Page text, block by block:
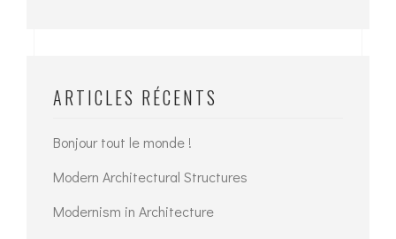
ARTICLES RÉCENTS
Bonjour tout le monde !
Modern Architectural Structures
Modernism in Architecture